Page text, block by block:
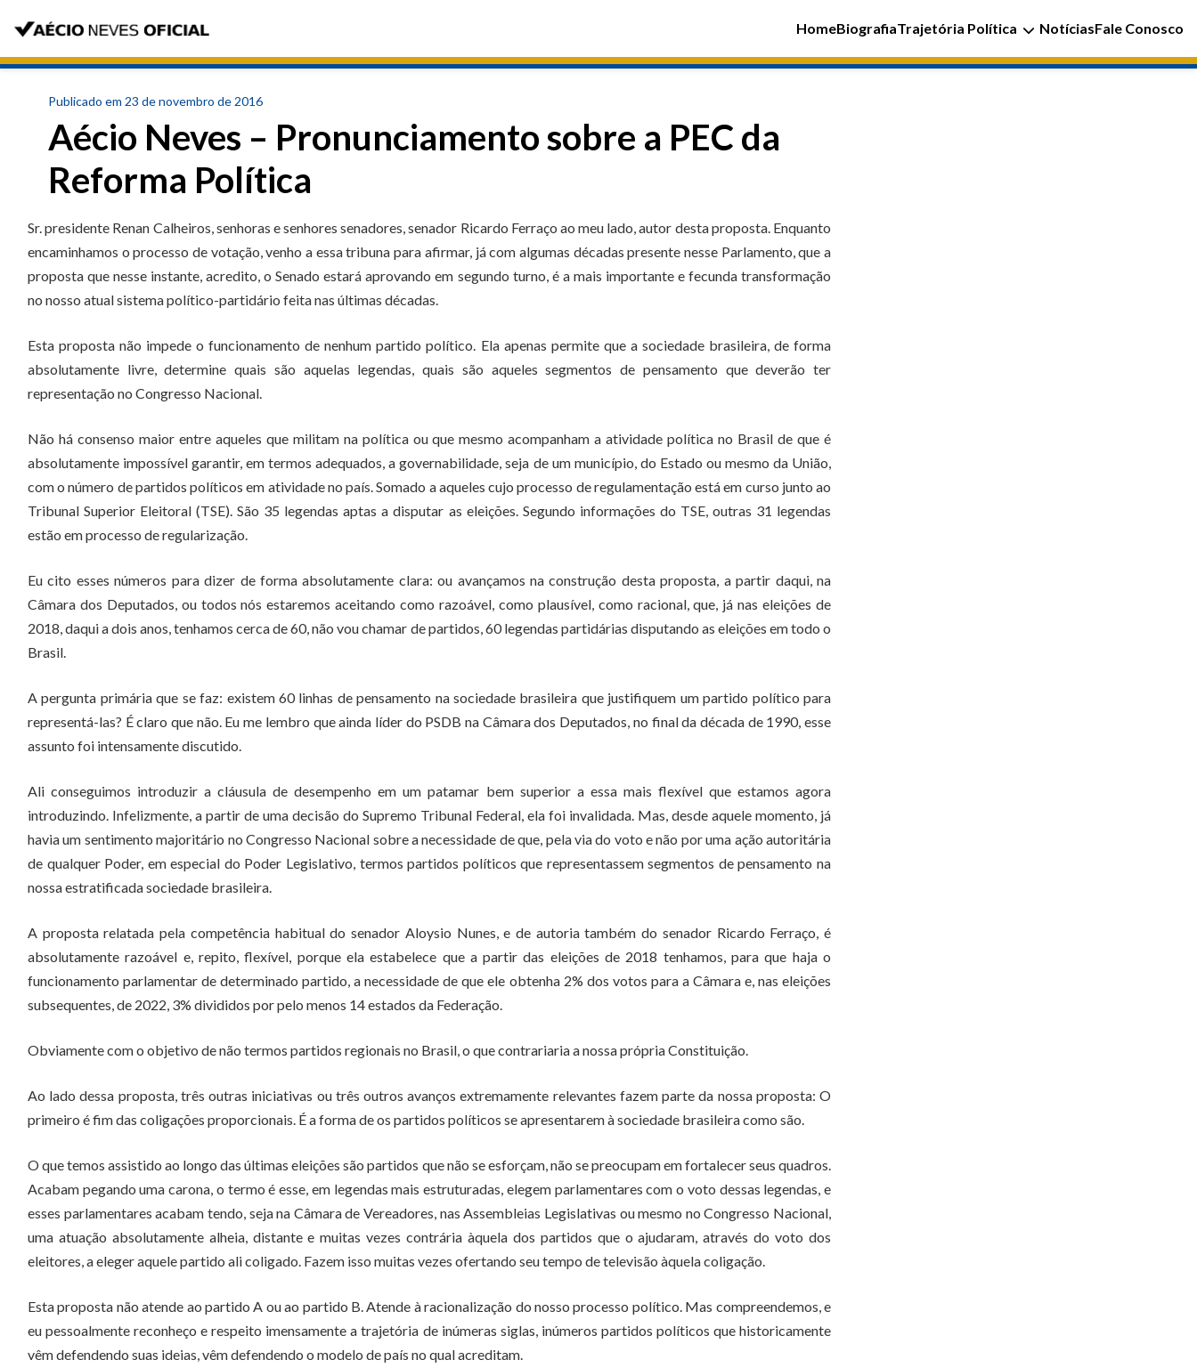
HomeBiografiaTrajetória Política NotíciasFale Conosco
Publicado em 23 de novembro de 2016
Aécio Neves – Pronunciamento sobre a PEC da
Reforma Política
Sr. presidente Renan Calheiros, senhoras e senhores senadores, senador Ricardo Ferraço ao meu lado, autor desta proposta. Enquanto
encaminhamos o processo de votação, venho a essa tribuna para afirmar, já com algumas décadas presente nesse Parlamento, que a
proposta que nesse instante, acredito, o Senado estará aprovando em segundo turno, é a mais importante e fecunda transformação
no nosso atual sistema político-partidário feita nas últimas décadas.
Esta proposta não impede o funcionamento de nenhum partido político. Ela apenas permite que a sociedade brasileira, de forma
absolutamente livre, determine quais são aquelas legendas, quais são aqueles segmentos de pensamento que deverão ter
representação no Congresso Nacional.
Não há consenso maior entre aqueles que militam na política ou que mesmo acompanham a atividade política no Brasil de que é
absolutamente impossível garantir, em termos adequados, a governabilidade, seja de um município, do Estado ou mesmo da União,
com o número de partidos políticos em atividade no país. Somado a aqueles cujo processo de regulamentação está em curso junto ao
Tribunal Superior Eleitoral (TSE). São 35 legendas aptas a disputar as eleições. Segundo informações do TSE, outras 31 legendas
estão em processo de regularização.
Eu cito esses números para dizer de forma absolutamente clara: ou avançamos na construção desta proposta, a partir daqui, na
Câmara dos Deputados, ou todos nós estaremos aceitando como razoável, como plausível, como racional, que, já nas eleições de
2018, daqui a dois anos, tenhamos cerca de 60, não vou chamar de partidos, 60 legendas partidárias disputando as eleições em todo o
Brasil.
A pergunta primária que se faz: existem 60 linhas de pensamento na sociedade brasileira que justifiquem um partido político para
representá-las? É claro que não. Eu me lembro que ainda líder do PSDB na Câmara dos Deputados, no final da década de 1990, esse
assunto foi intensamente discutido.
Ali conseguimos introduzir a cláusula de desempenho em um patamar bem superior a essa mais flexível que estamos agora
introduzindo. Infelizmente, a partir de uma decisão do Supremo Tribunal Federal, ela foi invalidada. Mas, desde aquele momento, já
havia um sentimento majoritário no Congresso Nacional sobre a necessidade de que, pela via do voto e não por uma ação autoritária
de qualquer Poder, em especial do Poder Legislativo, termos partidos políticos que representassem segmentos de pensamento na
nossa estratificada sociedade brasileira.
A proposta relatada pela competência habitual do senador Aloysio Nunes, e de autoria também do senador Ricardo Ferraço, é
absolutamente razoável e, repito, flexível, porque ela estabelece que a partir das eleições de 2018 tenhamos, para que haja o
funcionamento parlamentar de determinado partido, a necessidade de que ele obtenha 2% dos votos para a Câmara e, nas eleições
subsequentes, de 2022, 3% divididos por pelo menos 14 estados da Federação.
Obviamente com o objetivo de não termos partidos regionais no Brasil, o que contrariaria a nossa própria Constituição.
Ao lado dessa proposta, três outras iniciativas ou três outros avanços extremamente relevantes fazem parte da nossa proposta: O
primeiro é fim das coligações proporcionais. É a forma de os partidos políticos se apresentarem à sociedade brasileira como são.
O que temos assistido ao longo das últimas eleições são partidos que não se esforçam, não se preocupam em fortalecer seus quadros.
Acabam pegando uma carona, o termo é esse, em legendas mais estruturadas, elegem parlamentares com o voto dessas legendas, e
esses parlamentares acabam tendo, seja na Câmara de Vereadores, nas Assembleias Legislativas ou mesmo no Congresso Nacional,
uma atuação absolutamente alheia, distante e muitas vezes contrária àquela dos partidos que o ajudaram, através do voto dos
eleitores, a eleger aquele partido ali coligado. Fazem isso muitas vezes ofertando seu tempo de televisão àquela coligação.
Esta proposta não atende ao partido A ou ao partido B. Atende à racionalização do nosso processo político. Mas compreendemos, e
eu pessoalmente reconheço e respeito imensamente a trajetória de inúmeras siglas, inúmeros partidos políticos que historicamente
vêm defendendo suas ideias, vêm defendendo o modelo de país no qual acreditam.